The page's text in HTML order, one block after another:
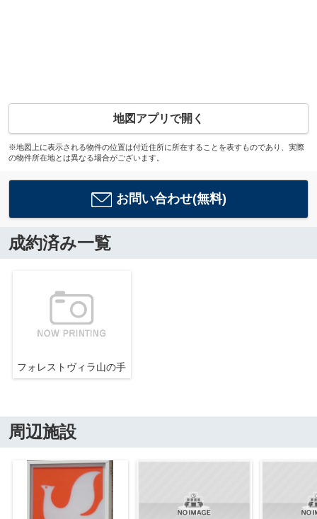
地図アプリで開く
※地図上に表示される物件の位置は付近住所に所在することを表すものであり、実際
の物件所在地とは異なる場合がございます。
お問い合わせ(無料)
成約済み一覧
フォレストヴィラ山の手
周辺施設